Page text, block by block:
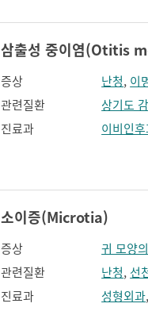
삼출성 중이염(Otitis
증상 난청, 이
관련질환
상기도
진료과
이비인
소이증(Microtia)
증상
귀 모양
관련질환
난청, 선
진료과
성형외과